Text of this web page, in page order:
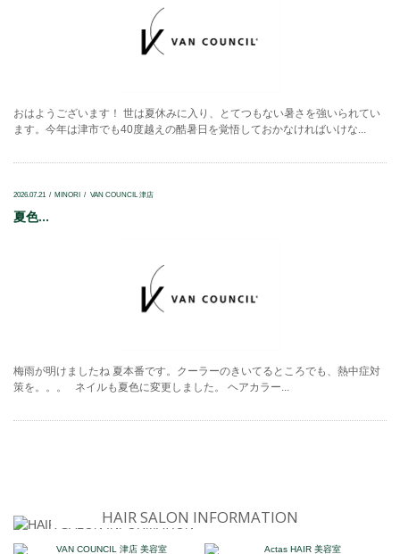
おはようございます！ 世は夏休みに入り、とてつもない暑さを強いられてい
ます。今年は津市でも40度越えの酷暑日を覚悟しておかなければいけな...
2026.07.21 MINORI VAN COUNCIL 津店
夏色...
梅雨が明けましたね 夏本番です。クーラーのきいてるところでも、熱中症対
策を。。。 ネイルも夏色に変更しました。 ヘアカラー...
HAIR SALON INFORMATION